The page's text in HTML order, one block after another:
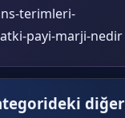
terimleri-
payi-marji-nedir
diğer